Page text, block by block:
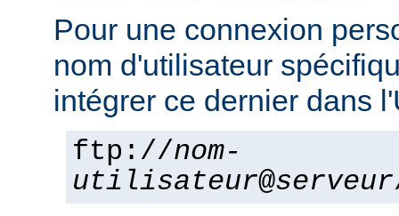
Pour une connexion
nom d'utilisateur
intégrer ce dernier dans
ftp://nom-
utilisateur@serveur